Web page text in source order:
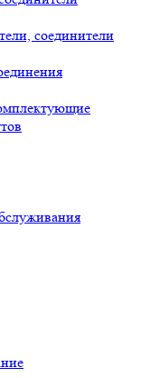
соединители